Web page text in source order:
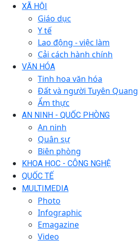
XÃ HỘI
Giáo dục
Y tế
Lao động - việc làm
Cải cách hành chính
VĂN HÓA
Tinh hoa văn hóa
Đất và người Tuyên Quang
Ẩm thực
AN NINH - QUỐC PHÒNG
An ninh
Quân sự
Biên phòng
KHOA HỌC - CÔNG NGHỆ
QUỐC TẾ
MULTIMEDIA
Photo
Infographic
Emagazine
Video